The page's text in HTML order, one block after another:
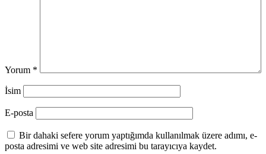
Yorum *
İsim
E-posta
Bir dahaki sefere yorum yaptığımda kullanılmak üzere adımı, e-
posta adresimi ve web site adresimi bu tarayıcıya kaydet.